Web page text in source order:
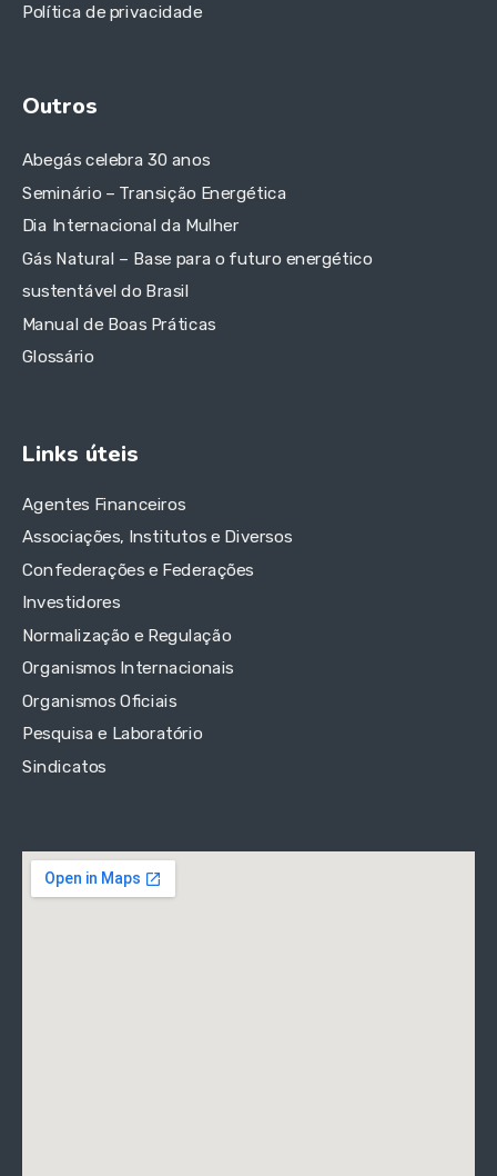
Política de privacidade
Outros
Abegás celebra 30 anos
Seminário – Transição Energética
Dia Internacional da Mulher
Gás Natural – Base para o futuro energético
sustentável do Brasil
Manual de Boas Práticas
Glossário
Links úteis
Agentes Financeiros
Associações, Institutos e Diversos
Confederações e Federações
Investidores
Normalização e Regulação
Organismos Internacionais
Organismos Oficiais
Pesquisa e Laboratório
Sindicatos